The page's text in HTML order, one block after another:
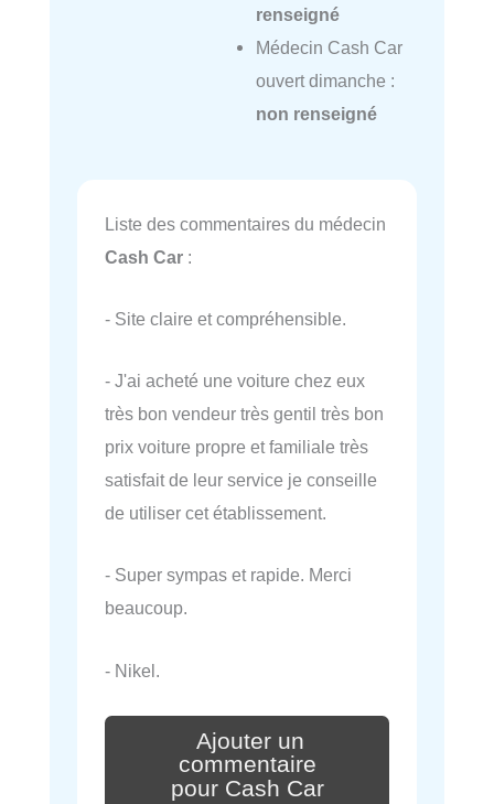
renseigné
Médecin Cash Car
ouvert dimanche :
non renseigné
Liste des commentaires du médecin
Cash Car :
- Site claire et compréhensible.
- J'ai acheté une voiture chez eux
très bon vendeur très gentil très bon
prix voiture propre et familiale très
satisfait de leur service je conseille
de utiliser cet établissement.
- Super sympas et rapide. Merci
beaucoup.
- Nikel.
Ajouter un
commentaire
pour Cash Car